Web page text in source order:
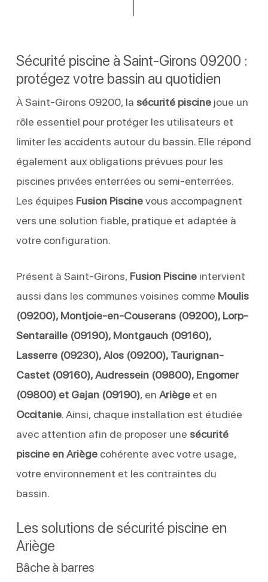
Sécurité piscine à Saint-Girons 09200 :
protégez votre bassin au quotidien
À Saint-Girons 09200, la sécurité piscinejoue un
rôle essentiel pour protéger les utilisateurs et
limiter les accidents autour du bassin. Elle répond
également aux obligations prévues pour les
piscines privées enterrées ou semi-enterrées.
Les équipes Fusion Piscinevous accompagnent
vers une solution fiable, pratique et adaptée à
votre configuration.
Présent à Saint-Girons, Fusion Piscineintervient
aussi dans les communes voisines comme Moulis
(09200), Montjoie-en-Couserans (09200), Lorp-
Sentaraille (09190), Montgauch (09160),
Lasserre (09230), Alos (09200), Taurignan-
Castet (09160), Audressein (09800), Engomer
(09800) et Gajan (09190), en Ariègeet en
Occitanie. Ainsi, chaque installation est étudiée
avec attention afin de proposer une sécurité
piscine en Ariègecohérente avec votre usage,
votre environnement et les contraintes du
bassin.
Les solutions de sécurité piscine en
Ariège
Bâche à barres